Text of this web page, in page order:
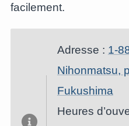
facilement.
Adresse : 1-
Nihonmatsu,
Fukushima
Heures